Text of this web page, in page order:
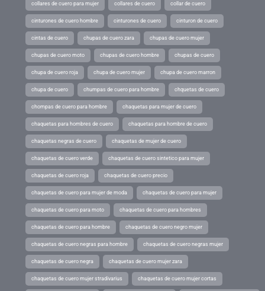
collares de cuero para mujer collares de cuero collar de cuero
cinturones de cuero hombre cinturones de cuero cinturon de cuero
cintas de cuero chupas de cuero zara chupas de cuero mujer
chupas de cuero moto chupas de cuero hombre chupas de cuero
chupa de cuero roja chupa de cuero mujer chupa de cuero marron
chupa de cuero chumpas de cuero para hombre chquetas de cuero
chompas de cuero para hombre chaquetas para mujer de cuero
chaquetas para hombres de cuero chaquetas para hombre de cuero
chaquetas negras de cuero chaquetas de mujer de cuero
chaquetas de cuero verde chaquetas de cuero sintetico para mujer
chaquetas de cuero roja chaquetas de cuero precio
chaquetas de cuero para mujer de moda chaquetas de cuero para mujer
chaquetas de cuero para moto chaquetas de cuero para hombres
chaquetas de cuero para hombre chaquetas de cuero negro mujer
chaquetas de cuero negras para hombre chaquetas de cuero negras mujer
chaquetas de cuero negra chaquetas de cuero mujer zara
chaquetas de cuero mujer stradivarius chaquetas de cuero mujer cortas